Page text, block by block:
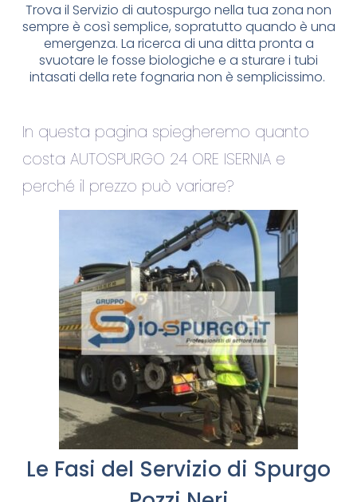
Trova il Servizio di autospurgo nella tua zona non
sempre è così semplice, sopratutto quando è una
emergenza. La ricerca di una ditta pronta a
svuotare le fosse biologiche e a sturare i tubi
intasati della rete fognaria non è semplicissimo.
In questa pagina spiegheremo quanto
costa AUTOSPURGO 24 ORE ISERNIA e
perché il prezzo può variare?
Le Fasi del Servizio di Spurgo